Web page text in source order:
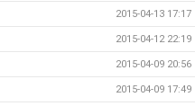
2015-04-13 17:17
2015-04-12 22:19
2015-04-09 20:56
2015-04-09 17:49